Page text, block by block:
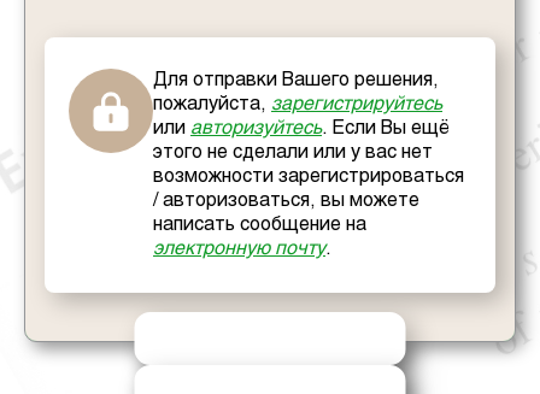
Для отправки Вашего решения,
пожалуйста, зарегистрируйтесь
или авторизуйтесь. Если Вы ещё
этого не сделали или у вас нет
возможности зарегистрироваться
/ авторизоваться, вы можете
написать сообщение на
электронную почту.